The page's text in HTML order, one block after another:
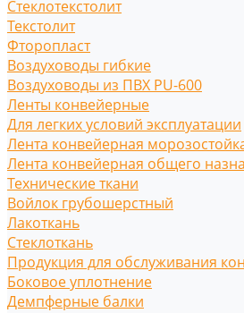
Стеклотекстолит
Текстолит
Фторопласт
Воздуховоды гибкие
Воздуховоды из ПВХ PU-600
Ленты конвейерные
Для легких условий эксплуатации
Лента конвейерная
Лента конвейерная общего
Технические ткани
Войлок грубошерстный
Лакоткань
Стеклоткань
Продукция для обслуживания
Боковое уплотнение
Демпферные балки